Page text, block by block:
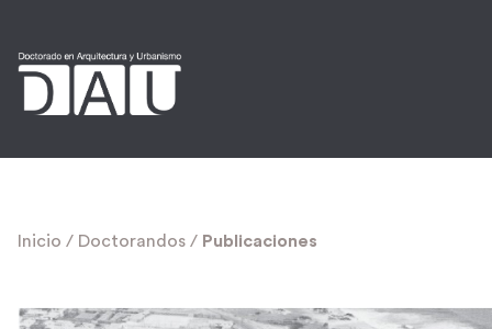
Inicio / Doctorandos / Publicaciones